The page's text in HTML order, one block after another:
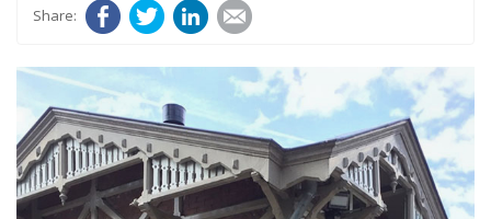
FacebookTwitter LinkedIn